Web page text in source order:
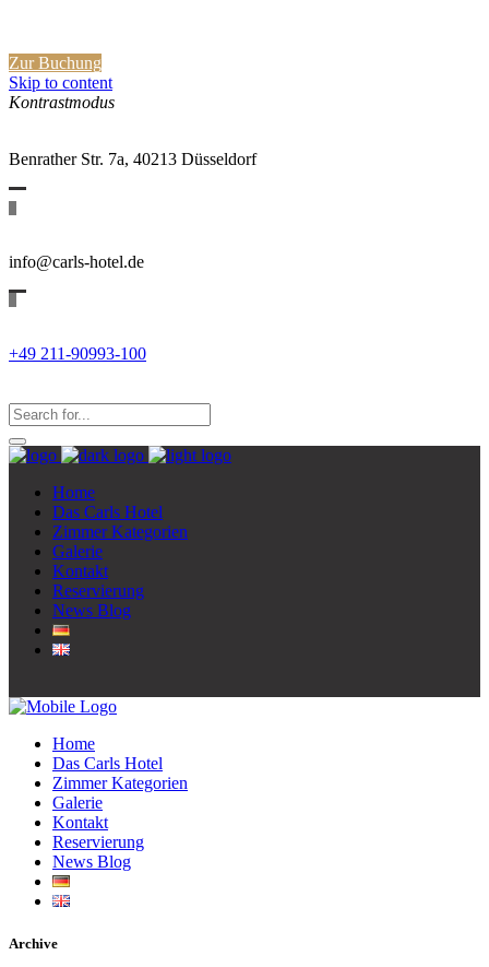
Zur Buchung
Skip to content
Kontrastmodus
Benrather Str. 7a, 40213 Düsseldorf
info@carls-hotel.de
+49 211-90993-100
Search
for:
Search...
Home
Das Carls Hotel
Zimmer Kategorien
Galerie
Kontakt
Reservierung
News Blog
Home
Das Carls Hotel
Zimmer Kategorien
Galerie
Kontakt
Reservierung
News Blog
Archive